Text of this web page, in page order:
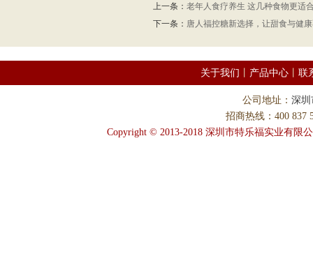
上一条： 老年人食疗养生 这几种食物更适
下一条： 唐人福控糖新选择，让甜食与健
关于我们 产品中心 联
公司地址： 深圳
招商热线：400 837
Copyright © 2013-2018 深圳市特乐福实业有限